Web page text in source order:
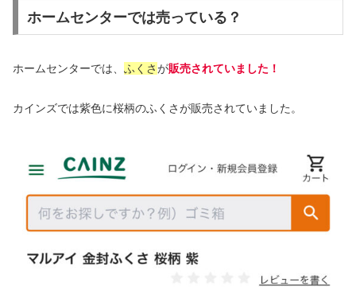
ホームセンターでは売っている？
ホームセンターでは、 ふくさが販売されていました！
カインズでは紫色に桜柄のふくさが販売されていました。